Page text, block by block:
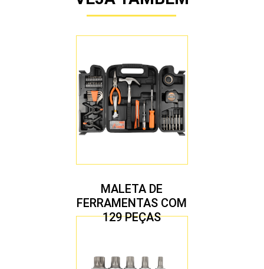
MALETA DE
FERRAMENTAS COM
129 PEÇAS